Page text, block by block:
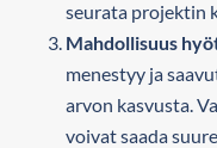
seurata projektin
Mahdollisuus
menestyy ja
arvon kasvusta.
voivat saada